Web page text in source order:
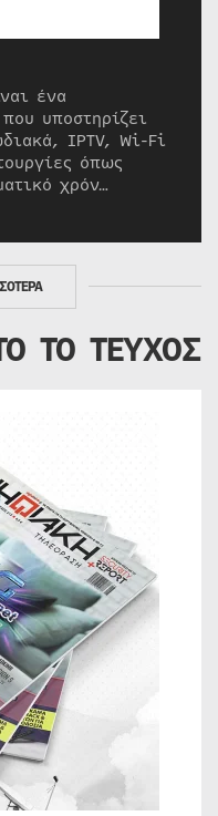
ένα
υποστηρίζει
IPTV, Wi-Fi
όπως
χρόν…
ΤΟ ΤΕΥΧΟΣ